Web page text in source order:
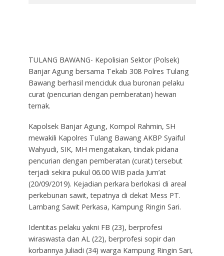
TULANG BAWANG- Kepolisian Sektor (Polsek)
Banjar Agung bersama Tekab 308 Polres Tulang
Bawang berhasil menciduk dua buronan pelaku
curat (pencurian dengan pemberatan) hewan
ternak.
Kapolsek Banjar Agung, Kompol Rahmin, SH
mewakili Kapolres Tulang Bawang AKBP Syaiful
Wahyudi, SIK, MH mengatakan, tindak pidana
pencurian dengan pemberatan (curat) tersebut
terjadi sekira pukul 06.00 WIB pada Jum’at
(20/09/2019). Kejadian perkara berlokasi di areal
perkebunan sawit, tepatnya di dekat Mess PT.
Lambang Sawit Perkasa, Kampung Ringin Sari.
Identitas pelaku yakni FB (23), berprofesi
wiraswasta dan AL (22), berprofesi sopir dan
korbannya Juliadi (34) warga Kampung Ringin Sari,